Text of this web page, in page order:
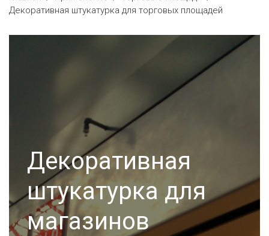
Декоративная штукатурка для торговых площадей
Декоративная
штукатурка для
магазинов